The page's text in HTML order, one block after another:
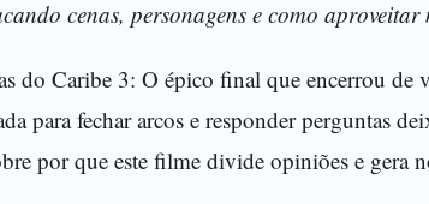
cenas, personagens e como
do Caribe 3: O épico final que encerrou de
para fechar arcos e responder perguntas
por que este filme divide opiniões e gera